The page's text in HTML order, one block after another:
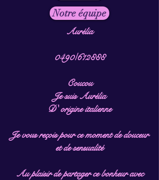
Notre équipe
Aurélia
0490/612888
Coucou
Je suis Aurélia
D' origine italienne
Je vous reçois pour ce moment de douceur
et de sensualité
Au plaisir de partager ce bonheur avec